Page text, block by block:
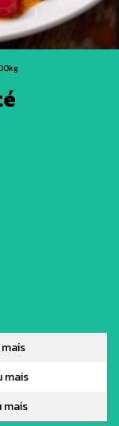
mais
mais